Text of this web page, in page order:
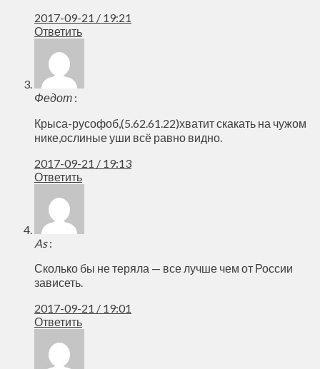
2017-09-21 / 19:21
Ответить
Федот :
Крыса-русофоб,(5.62.61.22)хватит скакать на чужом
нике,ослиные уши всё равно видно.
2017-09-21 / 19:13
Ответить
As :
Сколько бы не теряла — все лучше чем от России
зависеть.
2017-09-21 / 19:01
Ответить